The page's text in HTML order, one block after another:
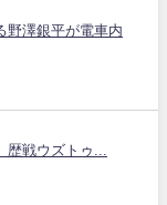
野澤銀平が電車内
歴戦ウズトゥ...